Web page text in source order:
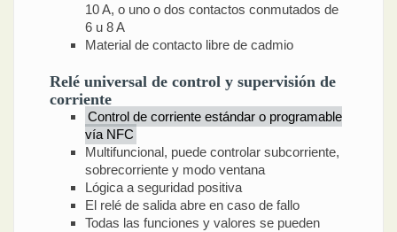
10 A, o uno o dos contactos conmutados de
6 u 8 A
Material de contacto libre de cadmio
Relé universal de control y supervisión de
corriente
Control de corriente estándar o programable
vía NFC
Multifuncional, puede controlar subcorriente,
sobrecorriente y modo ventana
Lógica a seguridad positiva
El relé de salida abre en caso de fallo
Todas las funciones y valores se pueden